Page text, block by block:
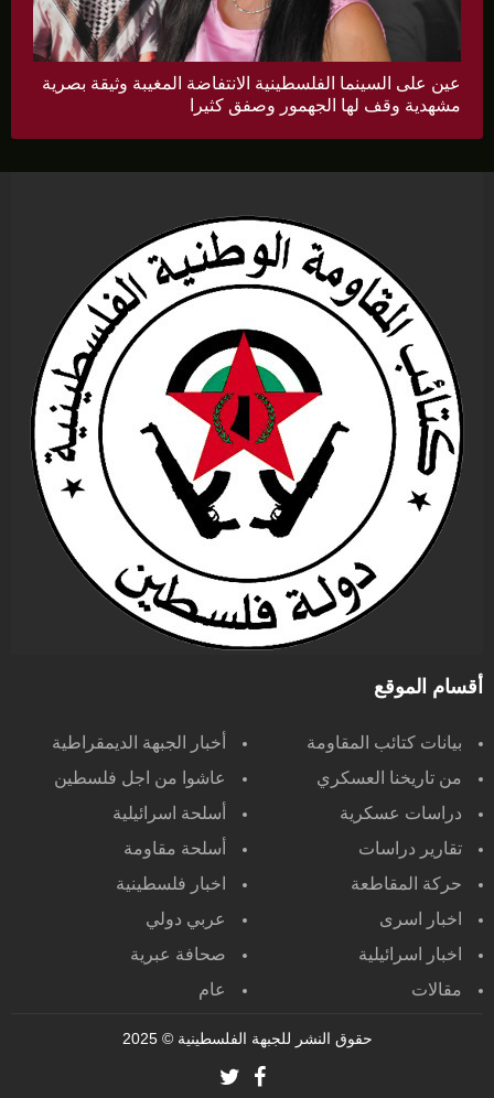
عين على السينما الفلسطينية الانتفاضة المغيبة وثيقة بصرية
مشهدية وقف لها الجهمور وصفق كثيرا
أقسام الموقع
بيانات كتائب المقاومة
أخبار الجبهة الديمقراطية
من تاريخنا العسكري
عاشوا من اجل فلسطين
دراسات عسكرية
أسلحة اسرائيلية
تقارير دراسات
أسلحة مقاومة
حركة المقاطعة
اخبار فلسطينية
اخبار اسرى
عربي دولي
اخبار اسرائيلية
صحافة عبرية
مقالات
عام
حقوق النشر للجبهة الفلسطينية© 2025